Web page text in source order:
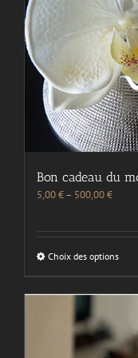
Bon cadeau du
5,00€– 500,00€
Choix des options